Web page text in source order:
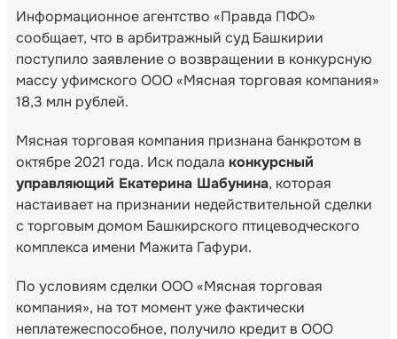
Информационное агентство «Правда ПФО»
сообщает, что в арбитражный суд Башкирии
поступило заявление о возвращении в конкурсную
массу уфимского ООО «Мясная торговая компания»
18,3 млн рублей.
Мясная торговая компания признана банкротом в
октябре 2021 года. Иск подала конкурсный
управляющий Екатерина Шабунина, которая
настаивает на признании недействительной сделки
с торговым домом Башкирского птицеводческого
комплекса имени Мажита Гафури.
По условиям сделки ООО «Мясная торговая
компания», на тот момент уже фактически
неплатежеспособное, получило кредит в ООО